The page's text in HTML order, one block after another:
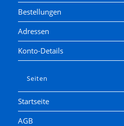
Bestellungen
Adressen
Konto-Details
Seiten
Startseite
AGB